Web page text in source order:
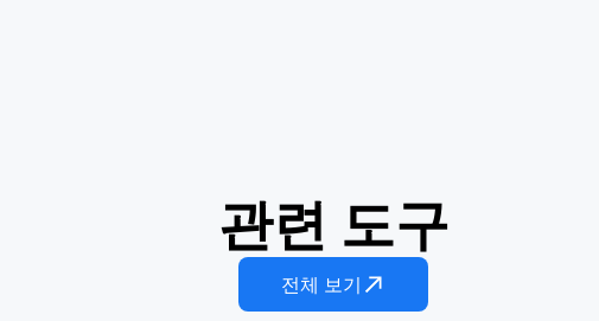
관련 도구
AI 스웨이 댄스
전체 보기